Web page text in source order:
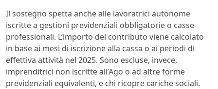
Il sostegno spetta anche alle lavoratrici autonome
iscritte a gestioni previdenziali obbligatorie o casse
professionali. L’importo del contributo viene calcolato
in base ai mesi di iscrizione alla cassa o ai periodi di
effettiva attività nel 2025. Sono escluse, invece,
imprenditrici non iscritte all’Ago o ad altre forme
previdenziali equivalenti, e chi ricopre cariche sociali.